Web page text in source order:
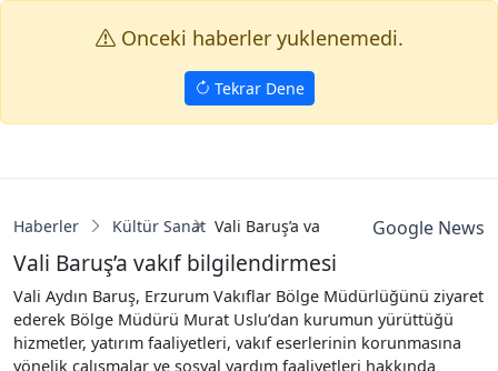
Onceki haberler yuklenemedi.
Tekrar Dene
Haberler Kültür Sanat Vali Baruş’a vakıf bilgilendirmesi
Google News
Vali Baruş’a vakıf bilgilendirmesi
Vali Aydın Baruş, Erzurum Vakıflar Bölge Müdürlüğünü ziyaret
ederek Bölge Müdürü Murat Uslu’dan kurumun yürüttüğü
hizmetler, yatırım faaliyetleri, vakıf eserlerinin korunmasına
yönelik çalışmalar ve sosyal yardım faaliyetleri hakkında